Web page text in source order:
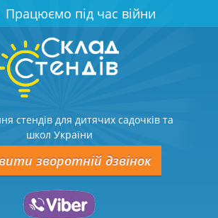
Працюємо під час війни
стендів для дитячих садочків та
школ України
зворотній дзвінок